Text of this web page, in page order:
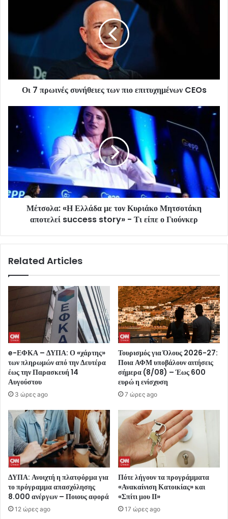
Οι 7 πρωινές συνήθειες των πιο επιτυχημένων CEOs
Μέτσολα: «Η Ελλάδα με τον Κυριάκο Μητσοτάκη
αποτελεί success story» - Τι είπε ο Γιούνκερ
Related Articles
e-ΕΦΚΑ – ΔΥΠΑ: Ο «χάρτης»
των πληρωμών από την Δευτέρα
έως την Παρασκευή 14
Αυγούστου
3 ώρες ago
Τουρισμός για Όλους 2026-27:
Ποια ΑΦΜ υποβάλουν αιτήσεις
σήμερα (8/08) – Έως 600
ευρώ η ενίσχυση
7 ώρες ago
ΔΥΠΑ: Ανοιχτή η πλατφόρμα για
το πρόγραμμα απασχόλησης
8.000 ανέργων – Ποιους αφορά
12 ώρες ago
Πότε λήγουν τα προγράμματα
«Ανακαίνιση Κατοικίας» και
«Σπίτι μου ΙΙ»
17 ώρες ago